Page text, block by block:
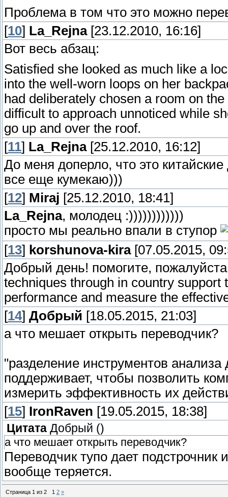
Проблема в том что это можно
[10] La_Rejna[23.12.2010, 16:16]
Вот весь абзац:
Satisfied she looked as much like a
into the well-worn loops on her
had deliberately chosen a room on
difficult to approach unnoticed while
go up and over the roof.
[11] La_Rejna[25.12.2010, 16:12]
До меня доперло, что это
все еще кумекаю)))
[12] Miraj [25.12.2010, 18:41]
La_Rejna, молодец :))))))))))))
просто мы реально впали в ступор
[13] korshunova-kira[07.05.2015,
Добрый день! помогите,
techniques through in country
performance and measure the
[14] Добрый [18.05.2015, 21:03]
а что мешает открыть переводчик?
"разделение инструментов
поддерживает, чтобы позволить
измерить эффективность их
[15] IronRaven [19.05.2015, 18:38]
Цитата Добрый ()
а что мешает открыть переводчик?
Переводчик тупо дает
вообще теряется.
Страница 1 из 2 1 2 »